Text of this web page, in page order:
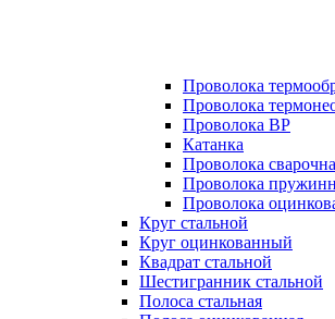
Проволока
Проволока
Проволока ВР
Катанка
Проволока
Проволока
Проволока
Круг стальной
Круг оцинкованный
Квадрат стальной
Шестигранник стальной
Полоса стальная